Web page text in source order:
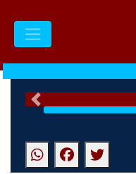
التالى